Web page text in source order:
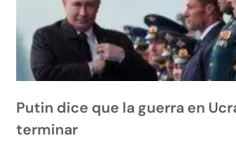
Putin dice que la guerra en
terminar